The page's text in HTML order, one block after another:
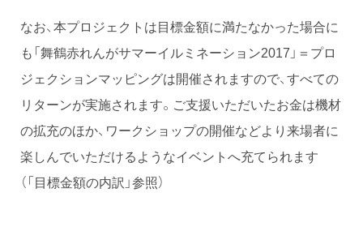
なお、本プロジェクトは目標金額に満たなかった場合に
も「舞鶴赤れんがサマーイルミネーション2017」＝プロ
ジェクションマッピングは開催されますので、すべての
リターンが実施されます。ご支援いただいたお金は機材
の拡充のほか、ワークショップの開催などより来場者に
楽しんでいただけるようなイベントへ充てられます
（「目標金額の内訳」参照）